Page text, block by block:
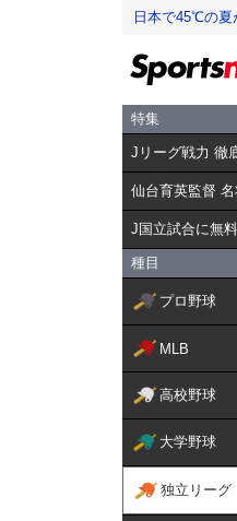
日本で45℃の
特集
Jリーグ戦力 徹
仙台育英監督
J国立試合に無
種目
プロ野球
MLB
高校野球
大学野球
独立リーグ